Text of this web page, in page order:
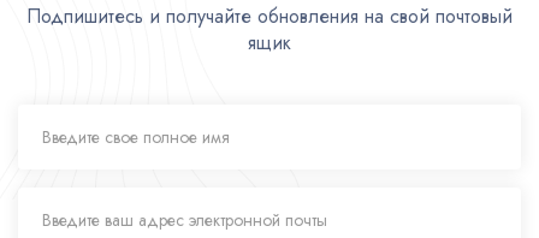
Подпишитесь и получайте обновления на свой почтовый
ящик